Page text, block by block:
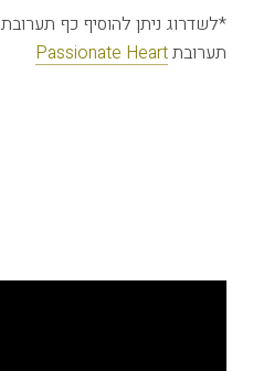
*לשדרוג ניתן להוסיף כף תערובת
תערובתPassionate Heart